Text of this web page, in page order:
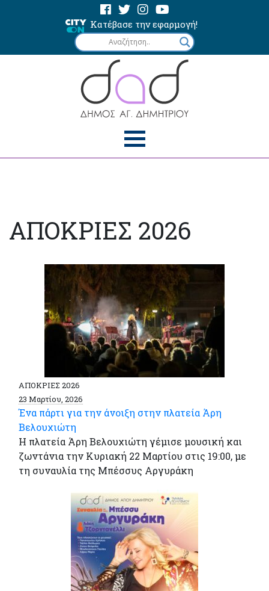
Κατέβασε την εφαρμογή!
ΑΠΟΚΡΙΕΣ 2026
ΑΠΟΚΡΙΕΣ 2026
23 Μαρτίου, 2026
Ένα πάρτι για την άνοιξη στην πλατεία Άρη
Βελουχιώτη
Η πλατεία Άρη Βελουχιώτη γέμισε μουσική και
ζωντάνια την Κυριακή 22 Μαρτίου στις 19:00, με
τη συναυλία της Μπέσσυς Αργυράκη